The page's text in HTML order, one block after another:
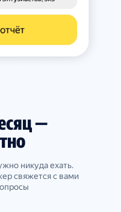
—
никуда ехать.
свяжется с вами